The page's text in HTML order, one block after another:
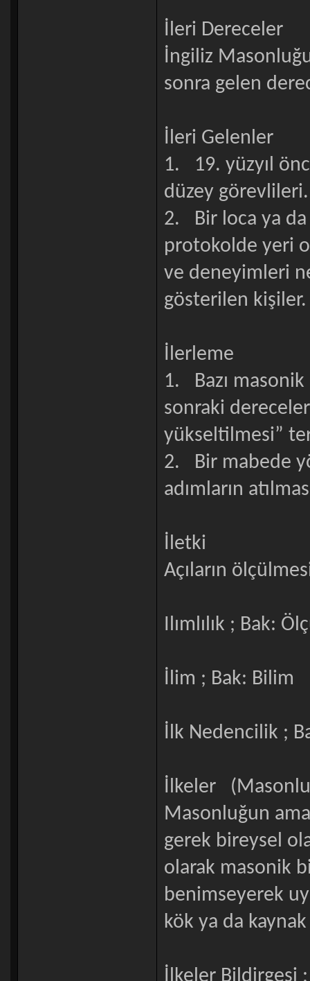
İleri Dereceler
İngiliz
sonra gelen
İleri Gelenler
1. 19. yüzyıl
düzey görevlileri.
2. Bir loca ya
protokolde yeri
ve deneyimleri
gösterilen kişiler.
İlerleme
1. Bazı
sonraki
yükseltilmesi”
2. Bir mabede
adımların
İletki
Açıların
Ilımlılık ; Bak:
İlim ; Bak: Bilim
İlk Nedencilik ;
İlkeler
Masonluğun
gerek bireysel
olarak masonik
benimseyerek
kök ya da
İlkeler Bildirgesi